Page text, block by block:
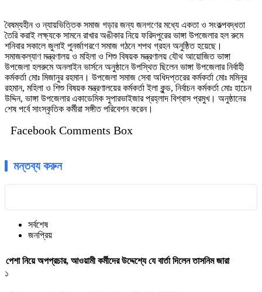
বৈষম্যহীন ও ন্যায়ভিত্তিক সমাজ গড়ার জন্য জনগণের মধ্যে একতা ও সংকল্পবদ্ধতা
তৈরি করাই লক্ষ্যকে সামনে রাখার অঙীকার নিয়ে ফরিদপুরের ভাঙ্গা উপজেলার হল রুমে
শনিবার সকালে জুলাই পুনর্জাগরণে সমাজ গঠনে শপথ গ্রহন অনুষ্ঠিত হয়েছে।
সমাজকল্যাণ মন্ত্রণালয় ও মহিলা ও শিশু বিষয়ক মন্ত্রণালয় যৌথ আয়োজিত ভাঙ্গা
উপজেলা হলরুমে অনলাইন ভার্সনে অনুষ্ঠানে উপস্থিত ছিলেন ভাঙ্গা উপজেলার নির্বাহী
কর্মকর্তা মোঃ মিজানুর রহমান। উপজেলা সমাজ সেবা অধিদপ্তরের কর্মকর্তা মোঃ মমিনুর
রহমান, মহিলা ও শিশু বিষয়ক মন্ত্রণালয়ের কর্মকর্তা ইলা কুন্ড, নির্বাচন কর্মকর্তা মোঃ হাচেন
উদ্দিন, ভাঙ্গা উপজেলার একাডেমিক সুপারভাইজার প্রহ্লাদ বিশ্বাস প্রমুখ। অনুষ্ঠানের
শেষ পর্বে সাংস্কৃতিক কর্মীরা সঙ্গীত পরিবেশন করেন।
Facebook Comments Box
মন্তব্য করুন
সর্বশেষ
জনপ্রিয়
পেশা নিয়ে অপপ্রচার, আওয়ামী কর্মীদের উদ্দেশ্যে যে বার্তা দিলেন তাসনিম জারা
১